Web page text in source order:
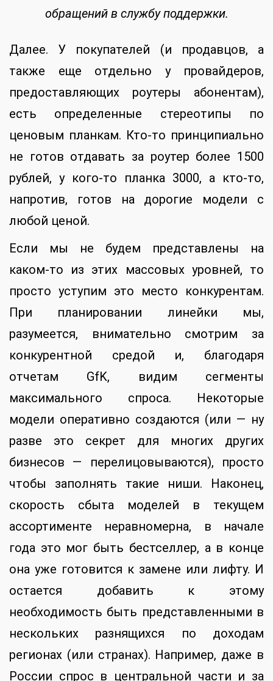
обращений в службу поддержки.
Далее. У покупателей (и продавцов, а
также еще отдельно у провайдеров,
предоставляющих роутеры абонентам),
есть определенные стереотипы по
ценовым планкам. Кто-то принципиально
не готов отдавать за роутер более 1500
рублей, у кого-то планка 3000, а кто-то,
напротив, готов на дорогие модели с
любой ценой.
Если мы не будем представлены на
каком-то из этих массовых уровней, то
просто уступим это место конкурентам.
При планировании линейки мы,
разумеется, внимательно смотрим за
конкурентной средой и, благодаря
отчетам GfK, видим сегменты
максимального спроса. Некоторые
модели оперативно создаются (или — ну
разве это секрет для многих других
бизнесов — перелицовываются), просто
чтобы заполнять такие ниши. Наконец,
скорость сбыта моделей в текущем
ассортименте неравномерна, в начале
года это мог быть бестселлер, а в конце
она уже готовится к замене или лифту. И
остается добавить к этому
необходимость быть представленными в
нескольких разнящихся по доходам
регионах (или странах). Например, даже в
России спрос в центральной части и за